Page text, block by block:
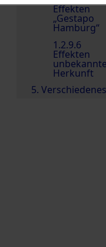
Effekten
„Gestapo
Hamburg“
1.2.9.6
Effekten
Herkunft
5. Verschiedenes